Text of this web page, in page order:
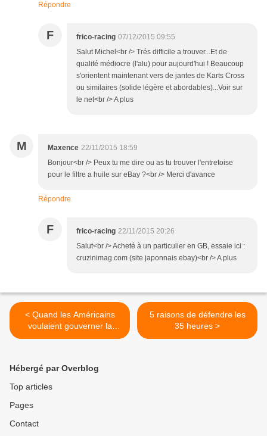
Répondre
F frico-racing 07/12/2015 09:55
Salut Michel<br /> Trés difficile a trouver...Et de
qualité médiocre (l'alu) pour aujourd'hui ! Beaucoup
s'orientent maintenant vers de jantes de Karts Cross
ou similaires (solide légère et abordables)...Voir sur
le net<br /> A plus
M Maxence 22/11/2015 18:59
Bonjour<br /> Peux tu me dire ou as tu trouver l'entretoise
pour le filtre a huile sur eBay ?<br /> Merci d'avance
Répondre
F frico-racing 22/11/2015 20:26
Salut<br /> Acheté à un particulier en GB, essaie ici :
cruzinimag.com (site japonnais ebay)<br /> A plus
< Quand les Américains
voulaient gouverner la
France
5 raisons de défendre les
35 heures >
Hébergé par Overblog
Top articles
Pages
Contact